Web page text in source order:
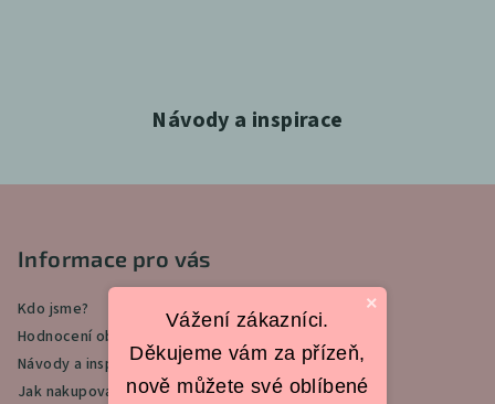
Návody a inspirace
Informace pro vás
Kdo jsme?
Hodnocení obchodu
Návody a inspirace
Jak nakupovat
×
Vážení zákazníci.
Děkujeme vám za přízeň,
nově můžete své oblíbené